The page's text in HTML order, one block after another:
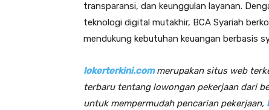
transparansi, dan keunggulan layanan.
teknologi digital mutakhir, BCA Syariah
mendukung kebutuhan keuangan berbasis
lokerterkini.com merupakan situs web
terbaru tentang lowongan pekerjaan dari
untuk mempermudah pencarian pekerjaan,